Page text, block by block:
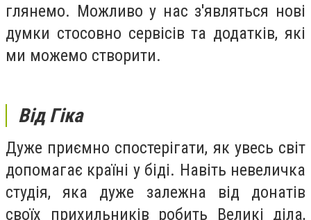
глянемо. Можливо у нас з'являться нові
думки стосовно сервісів та додатків, які
ми можемо створити.
Від Гіка
Дуже приємно спостерігати, як увесь світ
допомагає країні у біді. Навіть невеличка
студія, яка дуже залежна від донатів
своїх прихильників робить Великі діла,